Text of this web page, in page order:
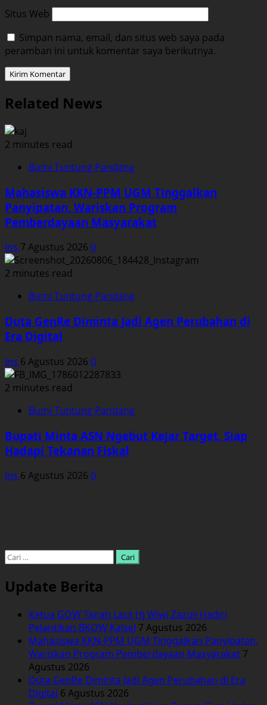
Situs Web
Simpan nama, email, dan situs web saya pada
peramban ini untuk komentar saya berikutnya.
Related News
2 minutes read
Bumi Tuntung Pandang
Mahasiswa KKN-PPM UGM Tinggalkan
Panyipatan, Wariskan Program
Pemberdayaan Masyarakat
Ins 7 Agustus 2026 0
2 minutes read
Bumi Tuntung Pandang
Duta GenRe Diminta Jadi Agen Perubahan di
Era Digital
Ins 6 Agustus 2026 0
2 minutes read
Bumi Tuntung Pandang
Bupati Minta ASN Ngebut Kejar Target, Siap
Hadapi Tekanan Fiskal
Ins 6 Agustus 2026 0
Cari
Update Berita
Ketua GOW Tanah Laut Hj Wiwi Zazuli Hadiri
Pelantikan BKOW Kalsel 7 Agustus 2026
Mahasiswa KKN-PPM UGM Tinggalkan Panyipatan,
Wariskan Program Pemberdayaan Masyarakat 7
Agustus 2026
Duta GenRe Diminta Jadi Agen Perubahan di Era
Digital 6 Agustus 2026